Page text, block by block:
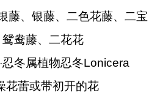
藤、银藤、二色花藤、二宝
鸯藤、二花花
冬属植物忍冬Lonicera
花蕾或带初开的花